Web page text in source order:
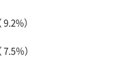
）
％）